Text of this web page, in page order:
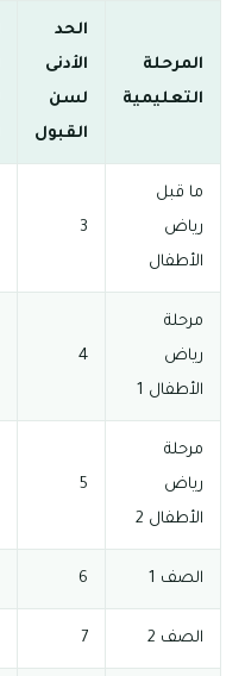
المرحلة
التعليمية
الحد
الأدنى
لسن
القبول
ما قبل
رياض
الأطفال
3
مرحلة
رياض
الأطفال 1
4
مرحلة
رياض
الأطفال 2
5
الصف 1 6
الصف 2 7